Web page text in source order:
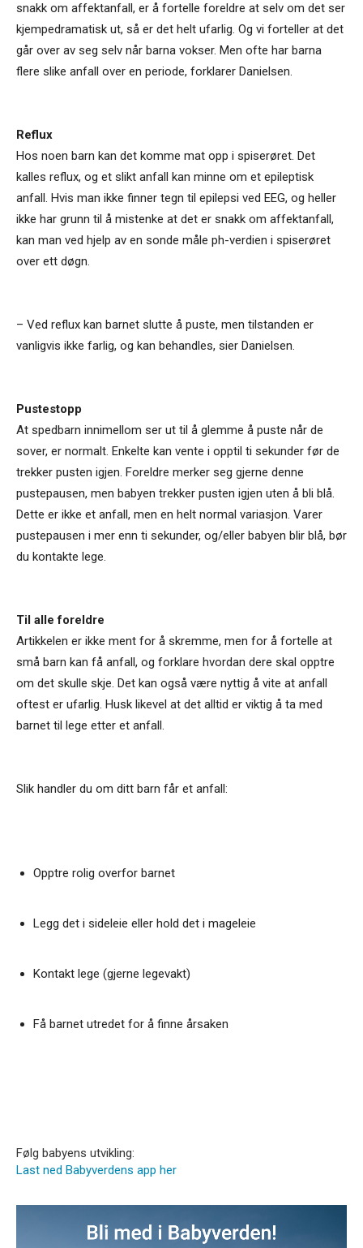
snakk om affektanfall, er å fortelle foreldre at selv om det ser
kjempedramatisk ut, så er det helt ufarlig. Og vi forteller at det
går over av seg selv når barna vokser. Men ofte har barna
flere slike anfall over en periode, forklarer Danielsen.
Reflux
Hos noen barn kan det komme mat opp i spiserøret. Det
kalles reflux, og et slikt anfall kan minne om et epileptisk
anfall. Hvis man ikke finner tegn til epilepsi ved EEG, og heller
ikke har grunn til å mistenke at det er snakk om affektanfall,
kan man ved hjelp av en sonde måle ph-verdien i spiserøret
over ett døgn.
– Ved reflux kan barnet slutte å puste, men tilstanden er
vanligvis ikke farlig, og kan behandles, sier Danielsen.
Pustestopp
At spedbarn innimellom ser ut til å glemme å puste når de
sover, er normalt. Enkelte kan vente i opptil ti sekunder før de
trekker pusten igjen. Foreldre merker seg gjerne denne
pustepausen, men babyen trekker pusten igjen uten å bli blå.
Dette er ikke et anfall, men en helt normal variasjon. Varer
pustepausen i mer enn ti sekunder, og/eller babyen blir blå, bør
du kontakte lege.
Til alle foreldre
Artikkelen er ikke ment for å skremme, men for å fortelle at
små barn kan få anfall, og forklare hvordan dere skal opptre
om det skulle skje. Det kan også være nyttig å vite at anfall
oftest er ufarlig. Husk likevel at det alltid er viktig å ta med
barnet til lege etter et anfall.
Slik handler du om ditt barn får et anfall:
Opptre rolig overfor barnet
Legg det i sideleie eller hold det i mageleie
Kontakt lege (gjerne legevakt)
Få barnet utredet for å finne årsaken
Følg babyens utvikling:
Last ned Babyverdens app her